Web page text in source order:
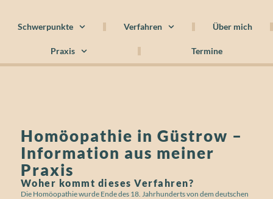
Schwerpunkte Verfahren Über mich
Praxis Termine
Homöopathie in Güstrow –
Information aus meiner
Praxis
Woher kommt dieses Verfahren?
Die Homöopathie wurde Ende des 18. Jahrhunderts von dem deutschen